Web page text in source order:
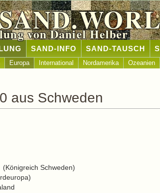
von Daniel Helber
SAND-INFO SAND-TAUSCH
Europa International Nordamerika Ozeanien
aus Schweden
(Königreich Schweden)